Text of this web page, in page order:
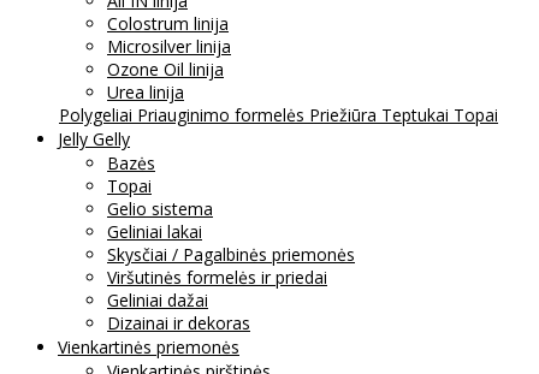
Colostrum linija
Microsilver linija
Ozone Oil linija
Urea linija
Polygeliai Priauginimo formelės Priežiūra Teptukai Topai
Jelly Gelly
Bazės
Topai
Gelio sistema
Geliniai lakai
Skysčiai / Pagalbinės priemonės
Viršutinės formelės ir priedai
Geliniai dažai
Dizainai ir dekoras
Vienkartinės priemonės